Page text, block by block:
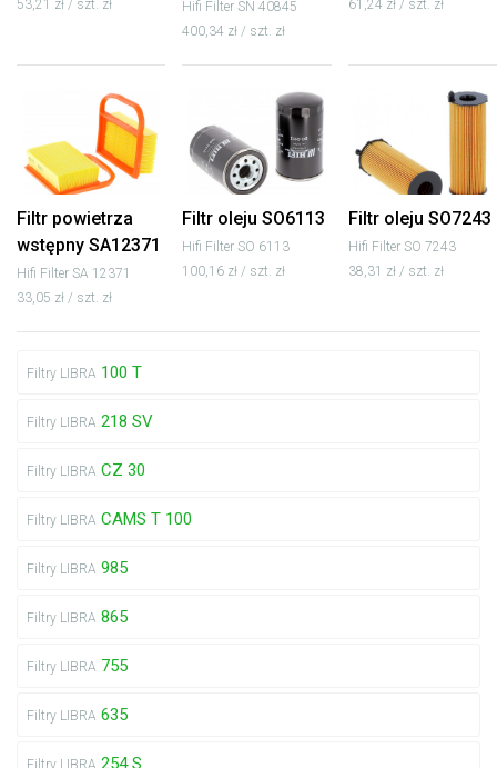
53,21 zł / szt. zł
Hifi Filter SN 40845
400,34 zł / szt. zł
61,24 zł / szt. zł
Filtr powietrza
wstępny SA12371
Hifi Filter SA 12371
33,05 zł / szt. zł
Filtr oleju SO6113
Hifi Filter SO 6113
100,16 zł / szt. zł
Filtr oleju SO7243
Hifi Filter SO 7243
38,31 zł / szt. zł
Filtry LIBRA 100 T
Filtry LIBRA 218 SV
Filtry LIBRA CZ 30
Filtry LIBRA CAMS T 100
Filtry LIBRA 985
Filtry LIBRA 865
Filtry LIBRA 755
Filtry LIBRA 635
Filtry LIBRA 254 S